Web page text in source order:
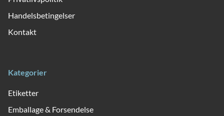
Handelsbetingelser
Kontakt
Kategorier
Etiketter
Emballage & Forsendelse